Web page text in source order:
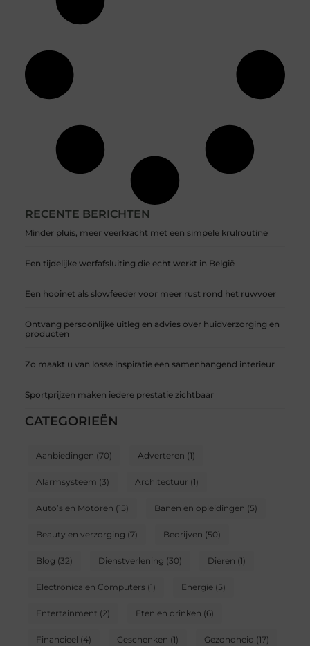
RECENTE BERICHTEN
Minder pluis, meer veerkracht met een simpele krulroutine
Een tijdelijke werfafsluiting die echt werkt in België
Een hooinet als slowfeeder voor meer rust rond het ruwvoer
Ontvang persoonlijke uitleg en advies over huidverzorging en
producten
Zo maakt u van losse inspiratie een samenhangend interieur
Sportprijzen maken iedere prestatie zichtbaar
CATEGORIEËN
Aanbiedingen (70) Adverteren (1)
Alarmsysteem (3) Architectuur (1)
Auto’s en Motoren (15) Banen en opleidingen (5)
Beauty en verzorging (7) Bedrijven (50)
Blog (32) Dienstverlening (30) Dieren (1)
Electronica en Computers(1) Energie(5)
Entertainment (2) Eten en drinken (6)
Financieel (4) Geschenken (1) Gezondheid (17)